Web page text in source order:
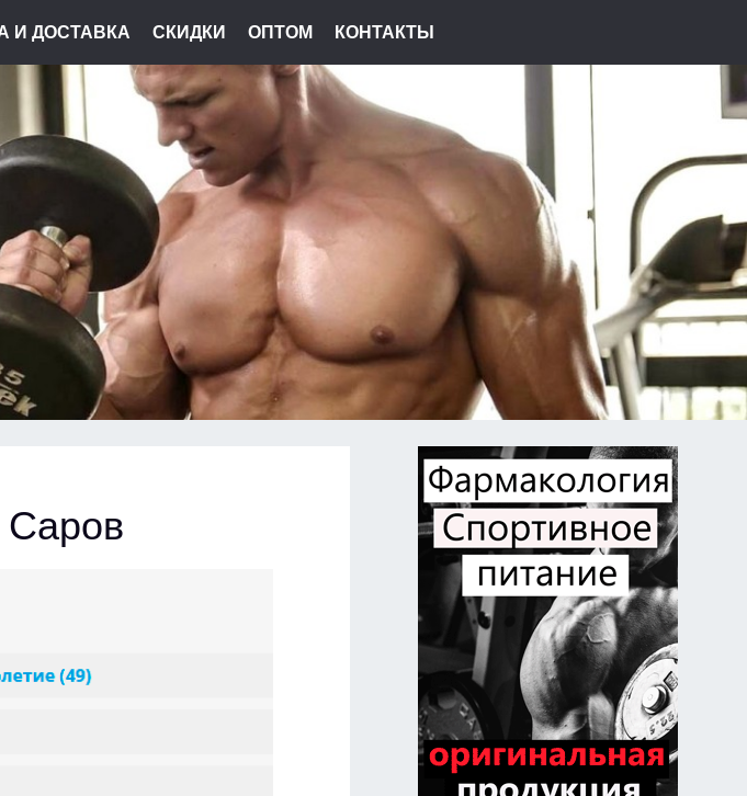
И ДОСТАВКА СКИДКИ ОПТОМ КОНТАКТЫ
Саров